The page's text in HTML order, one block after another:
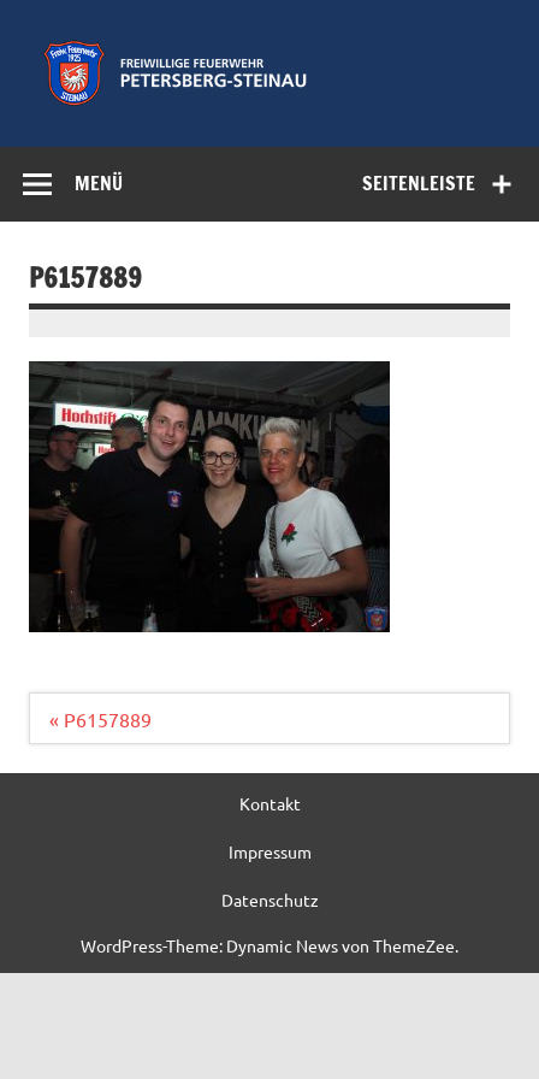
springen
Feuerwehr
Petersberg-
SEITENLEISTE
MENÜ
P6157889
Beitragsnavigation
« P6157889
Kontakt
Impressum
Datenschutz
WordPress-Theme: Dynamic News von ThemeZee.